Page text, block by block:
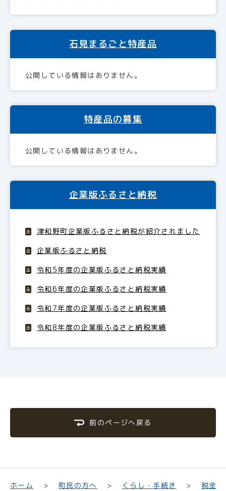
石見まるごと特産品
公開している情報はありません。
特産品の募集
公開している情報はありません。
企業版ふるさと納税
津和野町企業版ふるさと納税が紹介されました
企業版ふるさと納税
令和5年度の企業版ふるさと納税実績
令和6年度の企業版ふるさと納税実績
令和7年度の企業版ふるさと納税実績
令和8年度の企業版ふるさと納税実績
前のページへ戻る
ホーム 町民の方へ くらし・手続き 税金